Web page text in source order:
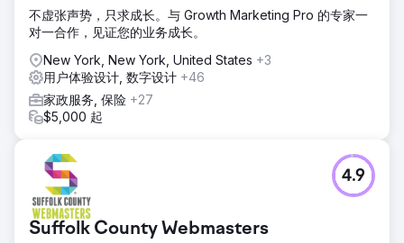
Adobe XD 和 Slickplan 等工具重建了用户体验/用户界面和网
站结构。我们引入了定制动画和高质量视频，并针对桌面和移
动设备进行了优化，同时无缝嵌入了 Ventrata 预订系统，从
而简化了购买流程。
结果
此次改版一经推出便获得了积极的反馈，并立即提升了用户参
页面整体加载速度提升——从而增强了科罗拉多漂流公司在探
险旅游领域的数字化影响力。
前往营销公司页面
不虚张声势，只求成长。与 Growth Marketing Pro 的专家一
对一合作，见证您的业务成长。
New York, New York, United States +3
用户体验设计, 数字设计 +46
家政服务, 保险 +27
$5,000 起
Suffolk County Webmasters
4.9